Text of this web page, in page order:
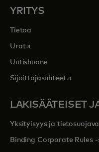
YRITYS
Tietoa
Uratopens in a new tab
Uutishuone
Sijoittajasuhteetopens in
LAKISÄÄTEISET
Yksityisyys ja
Binding Corporate Rules